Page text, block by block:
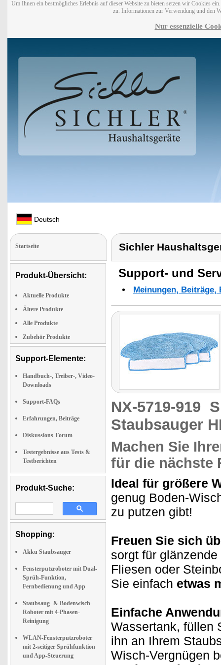
Um Ihnen ein bestmögliches Erlebnis auf dieser Website zu bieten setzen wir Cookies
zu. Informationen zur Verwendung und den
Nur essenzielle
Deutsch
Startseite
Produkt-Übersicht:
Aktuelle Produkte
Ältere Produkte
Alle Produkte
Zubehör Produkte
Support-Elemente:
Handbuch-, Treiber-, Video-
Downloads
Support-FAQs
Erfahrungen, Beiträge
Diskussions-Forum
Testergebnisse aus Tests &
Testberichten
Produkt-Suche:
Shopping:
Akku Staubsauger
Fensterputzroboter mit Dual-
Sprüh-Funktion,
Fernbedienung und App
Staubsaug- & Bodenwisch-
Roboter mit 4-Phasen-
Reinigung
WLAN-Fensterputzroboter
mit 2-seitiger Sprühfunktion
und App-Steuerung
Sichler
Support- und
Meinungen,
NX-5719-919
Staubsauger
Machen Sie
für die nächste
Ideal für größere
genug Boden-
zu putzen gibt!
Freuen Sie sich
sorgt für
Fliesen oder
Sie einfach etwas
Einfache
Wassertank, füllen
ihn an Ihrem
Wisch-Vergnügen